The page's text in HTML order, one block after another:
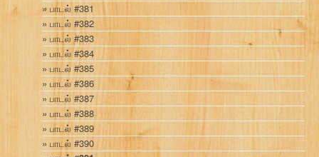
பாடல் #381
பாடல் #382
பாடல் #383
பாடல் #384
பாடல் #385
பாடல் #386
பாடல் #387
பாடல் #388
பாடல் #389
பாடல் #390